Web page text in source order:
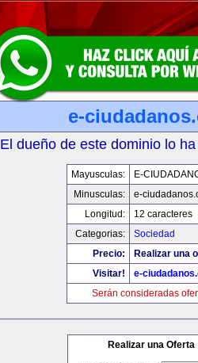
e-
El dueño de este dominio lo
Mayusculas:
E-
Minusculas:
e-
Longitud:
12 caracteres
Categorias:
Sociedad
Precio:
Realizar una
Visitar!
e-
Serán consideradas
Realizar una Oferta